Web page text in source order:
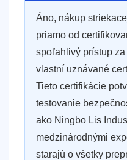
Áno, nákup
priamo od
spoľahlivý prístup
vlastní uznávané
Tieto certifikácie
testovanie
ako Ningbo Lis
medzinárodnými
starajú o všetky